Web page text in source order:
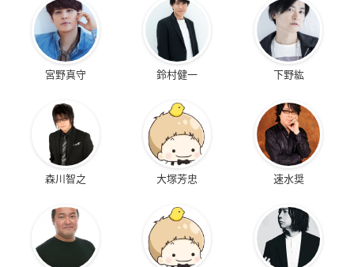
宮野真守 鈴村健一 下野紘
森川智之 大塚芳忠 速水奨